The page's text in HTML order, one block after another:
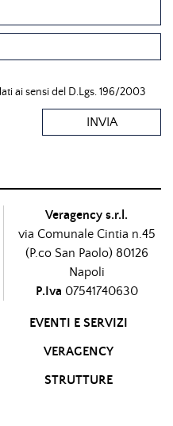
ai sensi del D.Lgs. 196/2003
INVIA
Veragency s.r.l.
via Comunale Cintia n.45
(P.co San Paolo) 80126
Napoli
P.Iva 07541740630
EVENTI E SERVIZI
VERAGENCY
STRUTTURE